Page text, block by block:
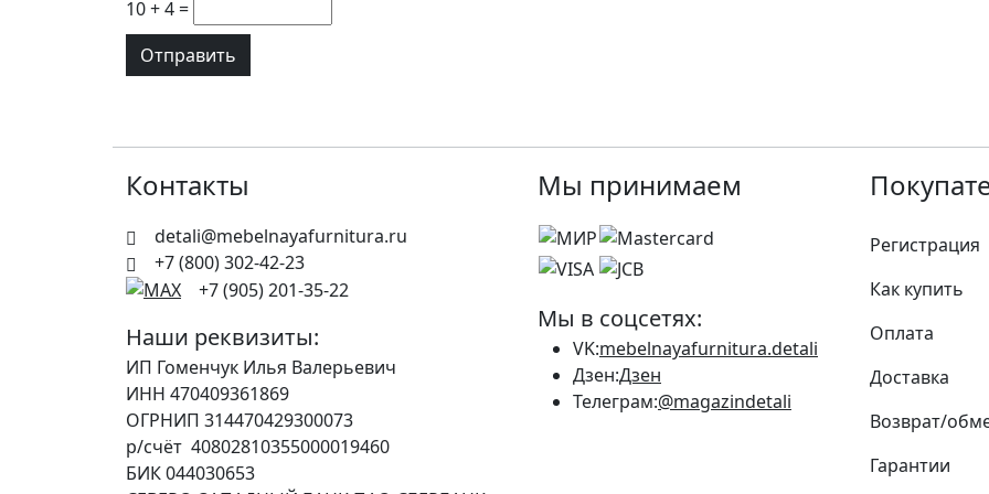
10 + 4 =
Контакты
detali@mebelnayafurnitura.ru
+7 (800) 302-42-23
+7 (905) 201-35-22
Наши реквизиты:
ИП Гоменчук Илья Валерьевич
ИНН 470409361869
ОГРНИП 314470429300073
р/счёт 40802810355000019460
БИК 044030653
Мы принимаем
Мы в соцсетях:
VK:mebelnayafurnitura.detali
Дзен:Дзен
Телеграм:@magazindetali
Регистрация
Как купить
Оплата
Доставка
Возврат/
Гарантии